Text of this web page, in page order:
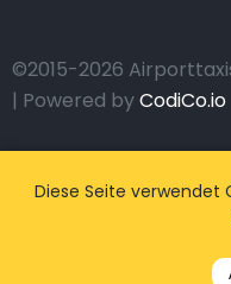
©2015-2026
| Powered byCodiCo.io
Diese Seite verwendet